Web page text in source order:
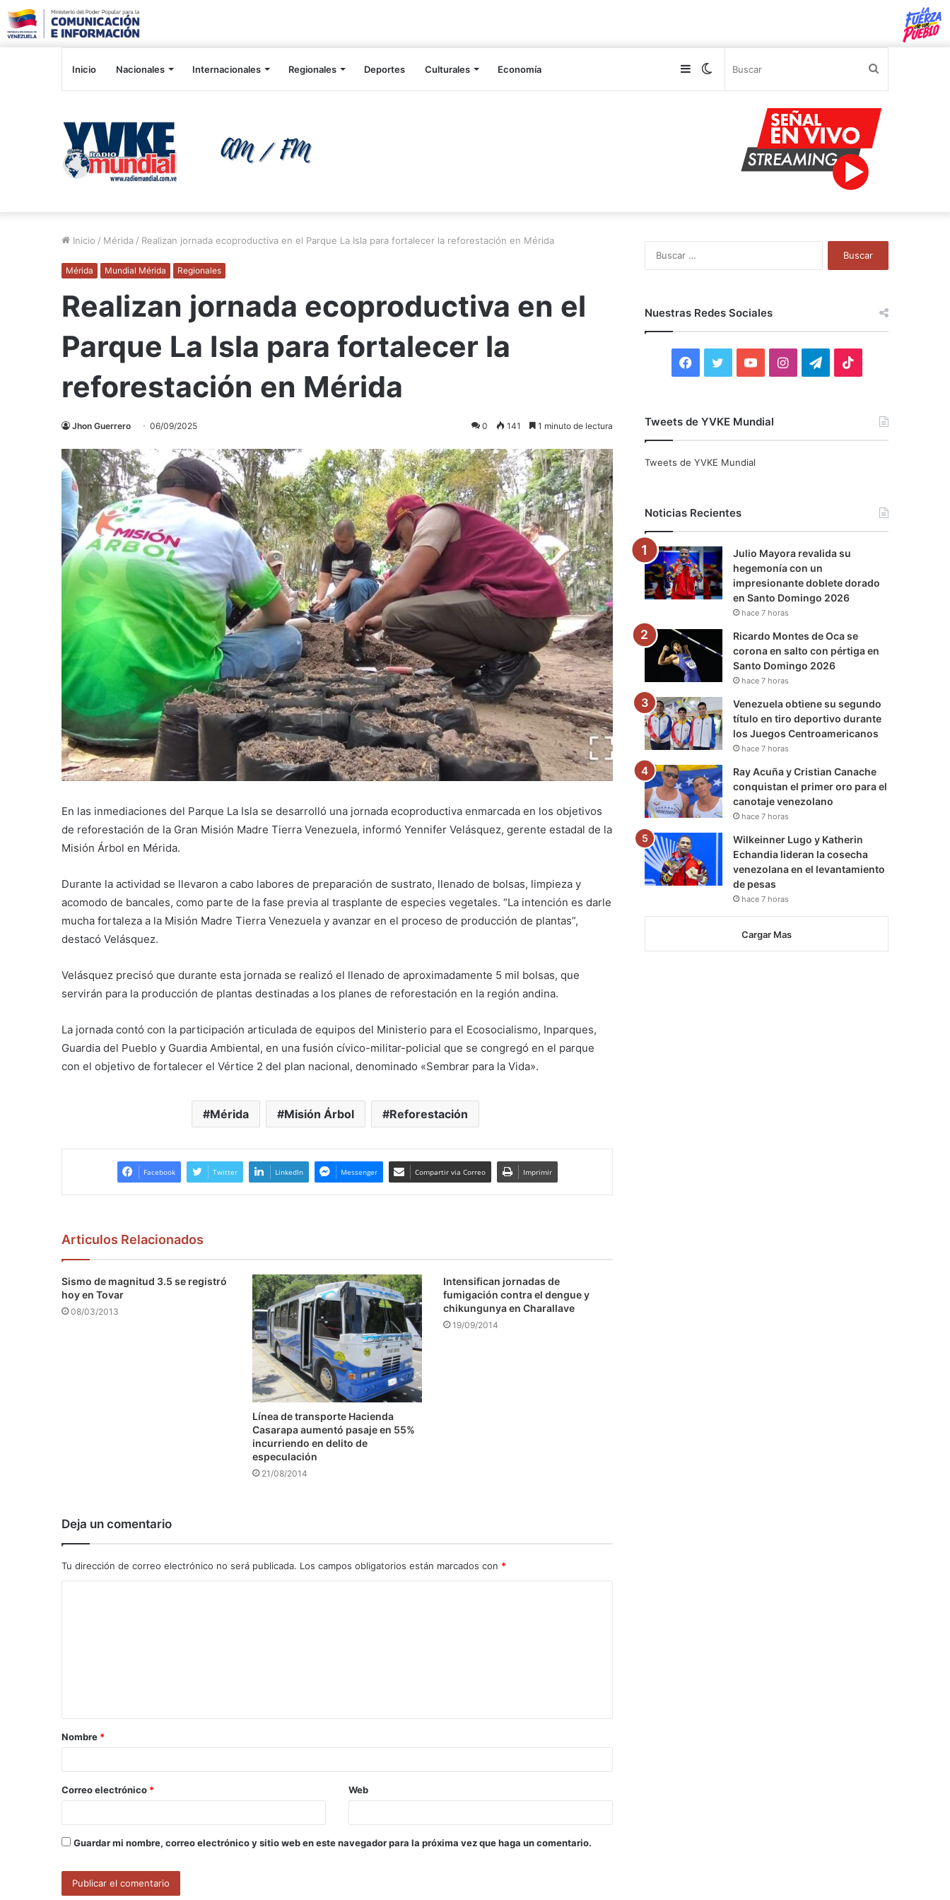
Inicio Nacionales Internacionales Regionales Deportes Culturales Economía Switch
Sidebar
Inicio / Mérida / Realizan jornada ecoproductiva en el Parque La Isla para fortalecer la reforestación en Mérida
Mérida Mundial Mérida Regionales
Realizan jornada ecoproductiva en el
Parque La Isla para fortalecer la
reforestación en Mérida
Jhon Guerrero 06/09/2025 0 141 1 minuto de lectura
En las inmediaciones del Parque La Isla se desarrolló una jornada ecoproductiva enmarcada en los objetivos
de reforestación de la Gran Misión Madre Tierra Venezuela, informó Yennifer Velásquez, gerente estadal de la
Misión Árbol en Mérida.
Durante la actividad se llevaron a cabo labores de preparación de sustrato, llenado de bolsas, limpieza y
acomodo de bancales, como parte de la fase previa al trasplante de especies vegetales. “La intención es darle
mucha fortaleza a la Misión Madre Tierra Venezuela y avanzar en el proceso de producción de plantas”,
destacó Velásquez.
Velásquez precisó que durante esta jornada se realizó el llenado de aproximadamente 5 mil bolsas, que
servirán para la producción de plantas destinadas a los planes de reforestación en la región andina.
La jornada contó con la participación articulada de equipos del Ministerio para el Ecosocialismo, Inparques,
Guardia del Pueblo y Guardia Ambiental, en una fusión cívico-militar-policial que se congregó en el parque
con el objetivo de fortalecer el Vértice 2 del plan nacional, denominado «Sembrar para la Vida».
Mérida Misión Árbol Reforestación
Facebook Twitter LinkedIn Messenger Compartir via Correo Imprimir
Articulos Relacionados
Sismo de magnitud 3.5 se registró
hoy en Tovar
08/03/2013
Línea de transporte Hacienda
Casarapa aumentó pasaje en 55%
incurriendo en delito de
especulación
21/08/2014
Intensifican jornadas de
fumigación contra el dengue y
chikungunya en Charallave
19/09/2014
Deja un comentario
Tu dirección de correo electrónico no será publicada. Los campos obligatorios están marcados con *
a
r
*
Nombre *
Correo electrónico * Web
Guardar mi nombre, correo electrónico y sitio web en este navegador para la próxima vez que haga un comentario.
Nuestras Redes Sociales
F
c
o
k
i
r
Y
u
e
I
r
a
m
T
a
m
Tweets de YVKE Mundial
Tweets de YVKE Mundial
Noticias Recientes
Julio Mayora revalida su
hegemonía con un
impresionante doblete dorado
en Santo Domingo 2026
hace 7 horas
Ricardo Montes de Oca se
corona en salto con pértiga en
Santo Domingo 2026
hace 7 horas
Venezuela obtiene su segundo
título en tiro deportivo durante
los Juegos Centroamericanos
hace 7 horas
Ray Acuña y Cristian Canache
conquistan el primer oro para el
canotaje venezolano
hace 7 horas
Wilkeinner Lugo y Katherin
Echandia lideran la cosecha
venezolana en el levantamiento
de pesas
hace 7 horas
Cargar Mas